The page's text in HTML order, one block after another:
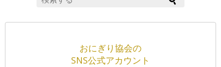
おにぎり協会の
SNS公式アカウント